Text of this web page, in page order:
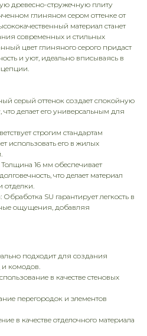
древесно-стружечную плиту
глиняном сером оттенке от
материал станет
современных и стильных
цвет глиняного серого придаст
и уют, идеально вписываясь в
серый оттенок создает спокойную
делает его универсальным для
строгим стандартам
использовать его в жилых
16 мм обеспечивает
что делает материал
Обработка SU гарантирует легкость в
ощущения, добавляя
подходит для создания
комодов.
в качестве стеновых
перегородок и элементов
в качестве отделочного материала